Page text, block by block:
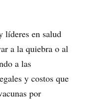
líderes en salud
a la quiebra o al
a las
y costos que
por